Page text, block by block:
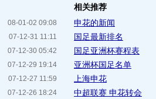
08-01-02 09:08
07-12-31 11:11
07-12-30 05:42
07-12-29 19:14
07-12-27 11:59
07-12-26 18:24
相关推荐
申花的新闻
国足最新排名
国足亚洲杯赛程表
亚洲杯国足名单
上海申花
中超联赛 申花转会